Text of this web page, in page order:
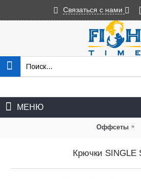
Связаться с нами
МЕНЮ
Оффсеты
Крючки SINGLE